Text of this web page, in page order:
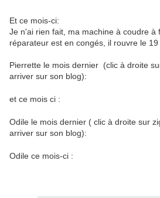
Et ce mois-ci:
Je n'ai rien fait, ma machine à coudre à
réparateur est en congés, il rouvre le 19
Pierrette le mois dernier (clic à droite
arriver sur son blog):
et ce mois ci :
Odile le mois dernier ( clic à droite sur
arriver sur son blog):
Odile ce mois-ci :